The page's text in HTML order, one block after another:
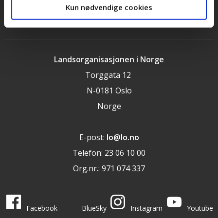
Kun nødvendige cookies
Landsorganisasjonen i Norge
Torggata 12
N-0181 Oslo
Norge
E-post: lo@lo.no
Telefon: 23 06 10 00
Org.nr.: 971 074 337
LOs handlingsprogram og uttalelser 2025
LO i sosiale medier
Facebook
BlueSky
Instagram
Youtube